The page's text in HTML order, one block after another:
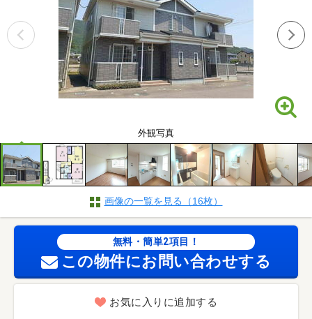
外観写真
画像の一覧を見る（16枚）
無料・簡単2項目！
この物件にお問い合わせする
お気に入りに追加する